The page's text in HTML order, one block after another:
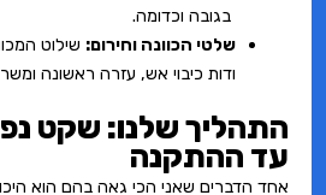
בגובה וכדומה.
שלטי הכוונה וחירום:שילוט
ודות כיבוי אש, עזרה ראשונה
התהליך שלנו: שקט
עד ההתקנה
אחד הדברים שאני הכי גאה בהם הוא